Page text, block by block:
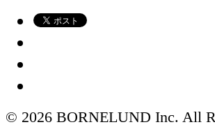
© 2026 BORNELUND Inc. All